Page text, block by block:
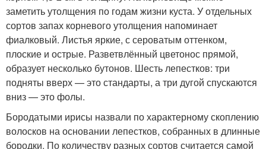
заметить утолщения по годам жизни куста. У отдельных
сортов запах корневого утолщения напоминает
фиалковый. Листья яркие, с сероватым оттенком,
плоские и острые. Разветвлённый цветонос прямой,
образует несколько бутонов. Шесть лепестков: три
подняты вверх — это стандарты, а три дугой спускаются
вниз — это фолы.
Бородатыми ирисы назвали по характерному скоплению
волосков на основании лепестков, собранных в длинные
бородки. По количеству разных сортов считается самой